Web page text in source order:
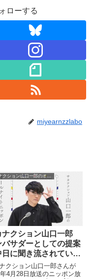
ローする
miyearnzzlabo
ナクション山口一郎
バサダーとしての提案
日に聞き流されている
クション山口一郎さんが
4月28日放送のニッポン放